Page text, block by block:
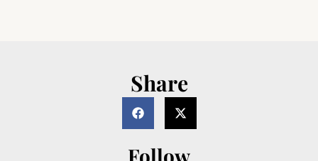
Share